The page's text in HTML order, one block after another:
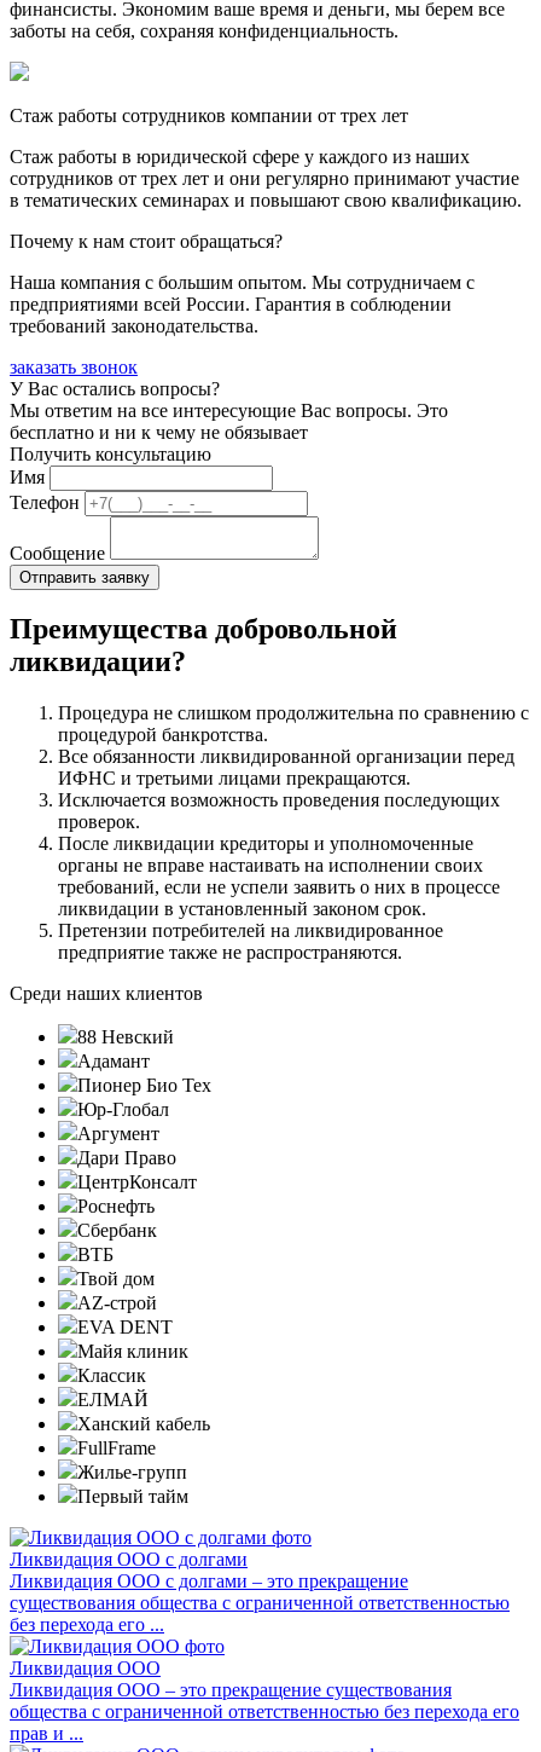
финансисты. Экономим ваше время и деньги, мы берем все
заботы на себя, сохраняя конфиденциальность.
Стаж работы сотрудников компании от трех лет
Стаж работы в юридической сфере у каждого из наших
сотрудников от трех лет и они регулярно принимают участие
в тематических семинарах и повышают свою квалификацию.
Почему к нам стоит обращаться?
Наша компания с большим опытом. Мы сотрудничаем с
предприятиями всей России. Гарантия в соблюдении
требований законодательства.
заказать звонок
У Вас остались вопросы?
Мы ответим на все интересующие Вас вопросы. Это
бесплатно и ни к чему не обязывает
Получить консультацию
Имя
Телефон
Сообщение
Преимущества добровольной
ликвидации?
Процедура не слишком продолжительна по сравнению с
процедурой банкротства.
Все обязанности ликвидированной организации перед
ИФНС и третьими лицами прекращаются.
Исключается возможность проведения последующих
проверок.
После ликвидации кредиторы и уполномоченные
органы не вправе настаивать на исполнении своих
требований, если не успели заявить о них в процессе
ликвидации в установленный законом срок.
Претензии потребителей на ликвидированное
предприятие также не распространяются.
Среди наших клиентов
88 Невский
Адамант
Пионер Био Тех
Юр-Глобал
Аргумент
Дари Право
ЦентрКонсалт
Роснефть
Сбербанк
ВТБ
Твой дом
AZ-строй
EVA DENT
Майя клиник
Классик
ЕЛМАЙ
Ханский кабель
FullFrame
Жилье-групп
Первый тайм
Ликвидация ООО с долгами
Ликвидация ООО с долгами – это прекращение
существования общества с ограниченной ответственностью
без перехода его ...
Ликвидация ООО
Ликвидация ООО – это прекращение существования
общества с ограниченной ответственностью без перехода его
прав и ...